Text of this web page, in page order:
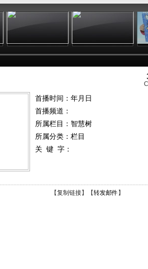
02:17 01:49
首播时间：年月日
首播频道：
所属栏目： 智慧树
所属分类：栏目
关 键 字：
【复制链接】【转发邮件 】